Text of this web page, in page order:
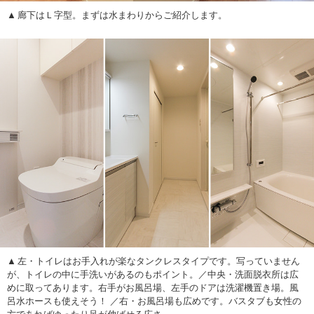
廊下はＬ字型。まずは水まわりからご紹介します。
左・トイレはお手入れが楽なタンクレスタイプです。写っていません
が、トイレの中に手洗いがあるのもポイント。／中央・洗面脱衣所は広
めに取ってあります。右手がお風呂場、左手のドアは洗濯機置き場。風
呂水ホースも使えそう！ ／右・お風呂場も広めです。バスタブも女性の